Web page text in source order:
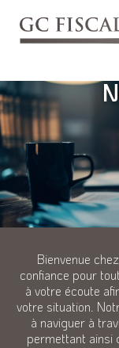
Bienvenue
confiance pour
à votre écoute
votre situation.
à naviguer à
permettant ainsi